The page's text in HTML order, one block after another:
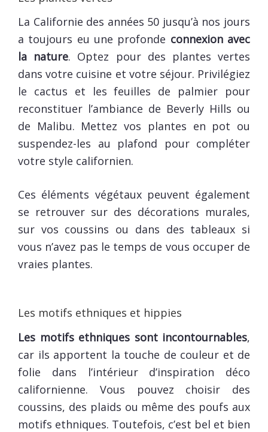
La Californie des années 50 jusqu’à nos jours
a toujours eu une profonde connexion avec
la nature. Optez pour des plantes vertes
dans votre cuisine et votre séjour. Privilégiez
le cactus et les feuilles de palmier pour
reconstituer l’ambiance de Beverly Hills ou
de Malibu. Mettez vos plantes en pot ou
suspendez-les au plafond pour compléter
votre style californien.
Ces éléments végétaux peuvent également
se retrouver sur des décorations murales,
sur vos coussins ou dans des tableaux si
vous n’avez pas le temps de vous occuper de
vraies plantes.
Les motifs ethniques et hippies
Les motifs ethniques sont incontournables,
car ils apportent la touche de couleur et de
folie dans l’intérieur d’inspiration déco
californienne. Vous pouvez choisir des
coussins, des plaids ou même des poufs aux
motifs ethniques. Toutefois, c’est bel et bien